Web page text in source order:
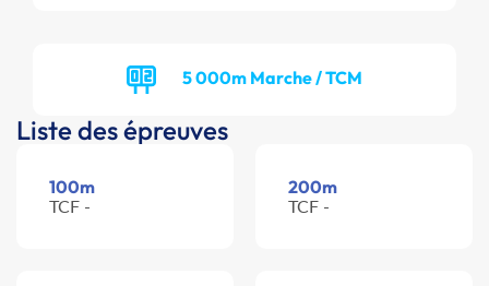
5 000m Marche / TCM
Liste des épreuves
100m
TCF -
200m
TCF -